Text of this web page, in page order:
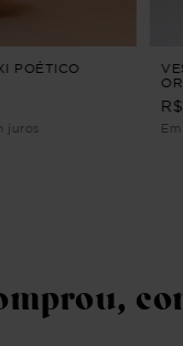
POÉTICO
juros